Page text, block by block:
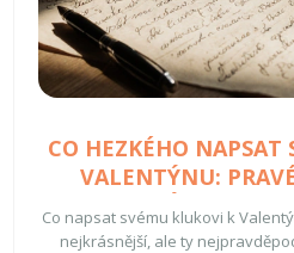
CO HEZKÉHO
VALENTÝNU:
ZŮSTANOU
Co napsat svému klukovi k
nejkrásnější, ale ty